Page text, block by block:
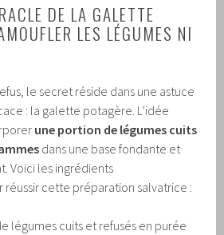
DE LA GALETTE
LES LÉGUMES NI
le secret réside dans une astuce
: la galette potagère. L’idée
une portion de légumes cuits
dans une base fondante et
Voici les ingrédients
cette préparation salvatrice :
légumes cuits et refusés en purée